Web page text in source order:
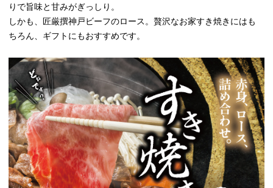
りで旨味と甘みがぎっしり。
しかも、匠厳撰神戸ビーフのロース。贅沢なお家すき焼きにはも
ちろん、ギフトにもおすすめです。